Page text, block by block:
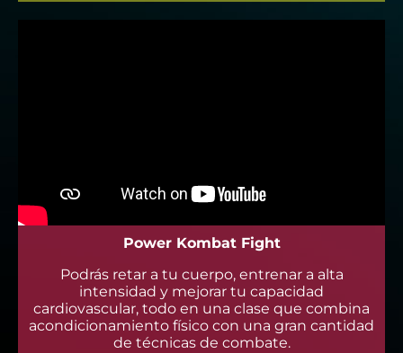
Power Kombat Fight
Podrás retar a tu cuerpo, entrenar a alta
intensidad y mejorar tu capacidad
cardiovascular, todo en una clase que combina
acondicionamiento físico con una gran cantidad
de técnicas de combate.